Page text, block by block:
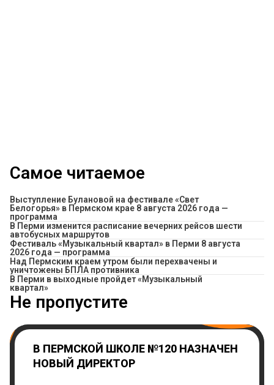
Самое читаемое
Выступление Булановой на фестивале «Свет
Белогорья» в Пермском крае 8 августа 2026 года —
программа
​В Перми изменится расписание вечерних рейсов шести
автобусных маршрутов
Фестиваль «Музыкальный квартал» в Перми 8 августа
2026 года — программа
Над Пермским краем утром были перехвачены и
уничтожены БПЛА противника
В Перми в выходные пройдет «Музыкальный
квартал»
Не пропустите
В ПЕРМСКОЙ ШКОЛЕ №120 НАЗНАЧЕН
НОВЫЙ ДИРЕКТОР